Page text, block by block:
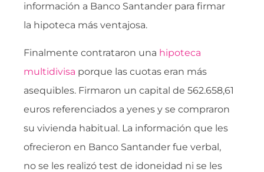
información a Banco Santander para firmar
la hipoteca más ventajosa.
Finalmente contrataron una hipoteca
multidivisa porque las cuotas eran más
asequibles. Firmaron un capital de 562.658,61
euros referenciados a yenes y se compraron
su vivienda habitual. La información que les
ofrecieron en Banco Santander fue verbal,
no se les realizó test de idoneidad ni se les